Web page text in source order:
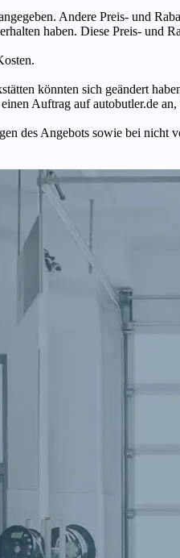
Andere Preis- und
haben. Diese Preis- und
könnten sich geändert
Auftrag auf autobutler.de
des Angebots sowie bei nicht